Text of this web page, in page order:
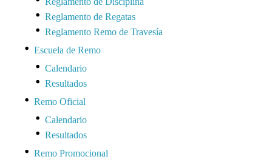
Reglamento de Regatas
Reglamento Remo de Travesía
Escuela de Remo
Calendario
Resultados
Remo Oficial
Calendario
Resultados
Remo Promocional